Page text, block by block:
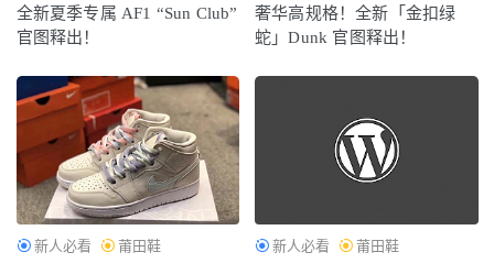
全新夏季专属 AF1 “Sun Club”
官图释出！
奢华高规格！全新「金扣绿
蛇」Dunk 官图释出！
新人必看 莆田鞋 新人必看 莆田鞋